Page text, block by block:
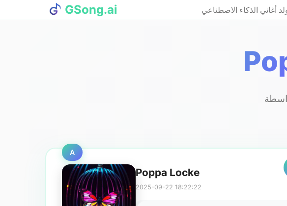
GSong.ai أغاني الذكاء الاصطناعي
A
Poppa Locke
2025-09-22 18:22:22